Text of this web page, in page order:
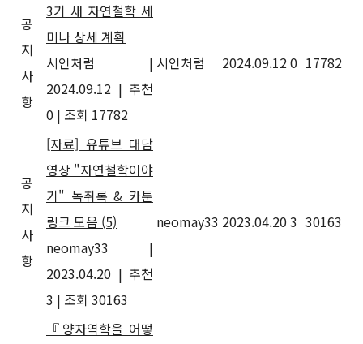
공
지
사
항
3기 새 자연철학 세
미나 상세 계획
시인처럼
|
2024.09.12 | 추천
0 | 조회 17782
시인처럼 2024.09.120 17782
공
지
사
항
[자료] 유튜브 대담
영상 "자연철학이야
기" 녹취록 & 카툰
링크 모음 (5)
neomay33
|
2023.04.20 | 추천
3 | 조회 30163
neomay33 2023.04.203 30163
『양자역학을 어떻